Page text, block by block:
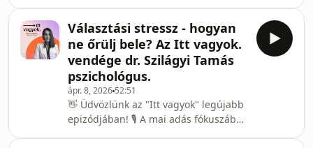
Hogyan hat a social média a szakmai
jelenlétünkre? 👁️ T
hiszik, ez normális, de nincs így! 🚫 Az
"Itt vagyok" legújabb epizódjában
Bánhalmi Kata vendége Dr. Juhász
Márk gasztroenterológus, akivel az
egészséges bélrendszer titkairól
beszélgetnek. 🩺 A mai adásban
tisztázzuk a leggyakoribb fogalmakat,
mint például az IBS, IBD, Croh
Választási stressz - hogyan
ne őrülj bele? Az Itt vagyok.
vendége dr. Szilágyi Tamás
pszichológus.
ápr. 8, 2026 52:51
👋 Üdvözlünk az "Itt vagyok" legújabb
epizódjában! 🎙️ A mai adás fókuszában